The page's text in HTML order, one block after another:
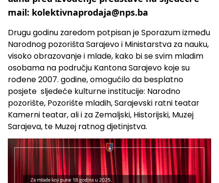
mail: kolektivnaprodaja@nps.ba
Drugu godinu zaredom potpisan je Sporazum između
Narodnog pozorišta Sarajevo i Ministarstva za nauku,
visoko obrazovanje i mlade, kako bi se svim mladim
osobama na području Kantona Sarajevo koje su
rođene 2007. godine, omogućilo da besplatno
posjete sljedeće kulturne institucije: Narodno
pozorište, Pozorište mladih, Sarajevski ratni teatar
Kamerni teatar, ali i za Zemaljski, Historijski, Muzej
Sarajeva, te Muzej ratnog djetinjstva.